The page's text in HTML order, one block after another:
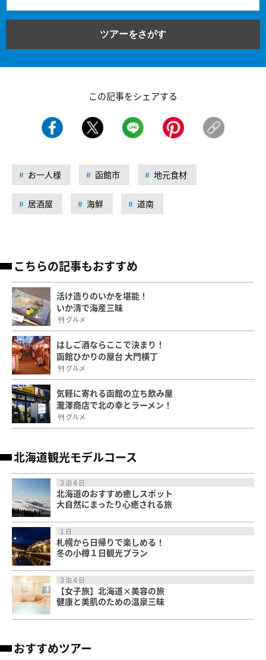
ツアーをさがす
この記事をシェアする
お一人様 函館市 地元食材
居酒屋 海鮮 道南
こちらの記事もおすすめ
活け造りのいかを堪能！
いか清で海産三昧
グルメ
はしご酒ならここで決まり！
函館ひかりの屋台 大門横丁
グルメ
気軽に寄れる函館の立ち飲み屋
瀧澤商店で北の幸とラーメン！
グルメ
北海道観光モデルコース
３泊４日
北海道のおすすめ癒しスポット
大自然にまったり心癒される旅
１日
札幌から日帰りで楽しめる！
冬の小樽１日観光プラン
３泊４日
【女子旅】北海道×美容の旅
健康と美肌のための温泉三昧
おすすめツアー